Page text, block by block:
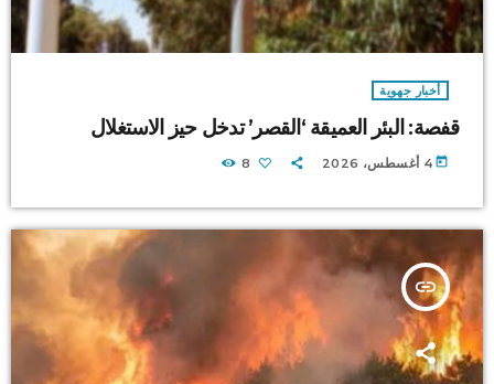
أخبار جهوية
قفصة: البئر العميقة ‘القصر’ تدخل حيز الاستغلال
today 4 أغسطس، 2026 8
insert_link